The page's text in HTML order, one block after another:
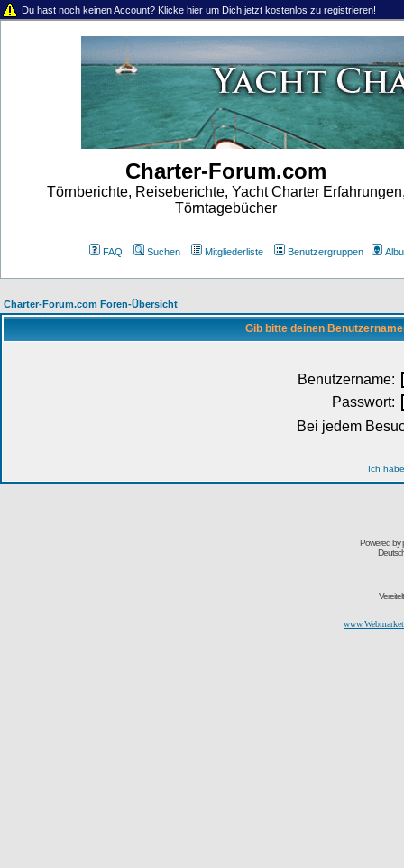
Du hast noch keinen Account? Klicke hier um Dich jetzt kostenlos zu registrieren!
Charter-Forum.com
Törnberichte, Reiseberichte, Yacht Charter
Törntagebücher
FAQ Suchen Mitgliederliste Benutzergruppen
Charter-Forum.com Foren-Übersicht
Gib bitte deinen
Benutzername:
Passwort:
Bei jedem
Ich
Powered by